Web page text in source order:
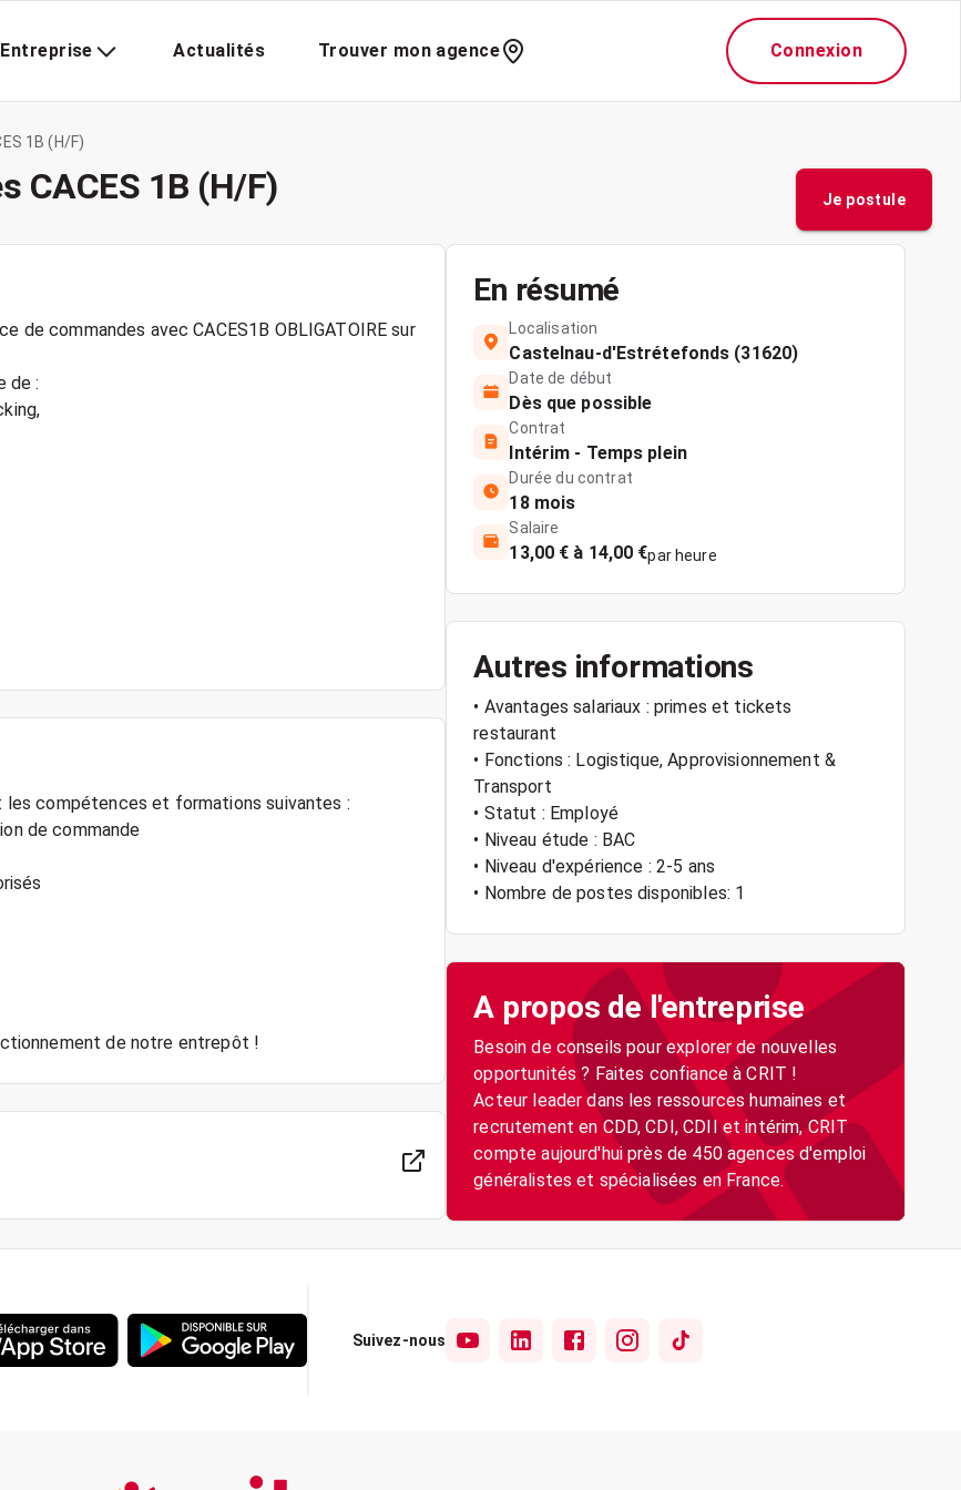
Entreprise Actualités Trouver mon agence Connexion
1B (H/F)
CACES 1B (H/F) Je postule
de commandes avec CACES1B OBLIGATOIRE sur
de :
les compétences et formations suivantes :
de commande
En résumé
Localisation
Castelnau-d'Estrétefonds (31620)
Date de début
Dès que possible
Contrat
Intérim - Temps plein
Durée du contrat
18 mois
Salaire
13,00 € à 14,00 €par heure
Autres informations
• Avantages salariaux : primes et tickets
restaurant
• Fonctions : Logistique, Approvisionnement &
Transport
• Statut : Employé
• Niveau étude : BAC
• Niveau d'expérience : 2-5 ans
• Nombre de postes disponibles: 1
A propos de l'entreprise
Besoin de conseils pour explorer de nouvelles
opportunités ? Faites confiance à CRIT !
Acteur leader dans les ressources humaines et
recrutement en CDD, CDI, CDII et intérim, CRIT
compte aujourd'hui près de 450 agences d'emploi
Suivez-nous